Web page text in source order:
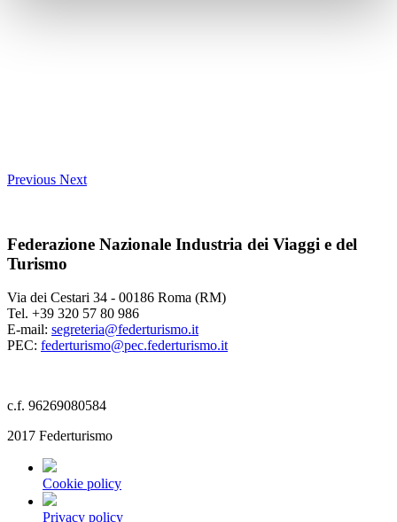
Previous Next
Federazione Nazionale Industria dei Viaggi e del
Turismo
Via dei Cestari 34 - 00186 Roma (RM)
Tel. +39 320 57 80 986
E-mail: segreteria@federturismo.it
PEC: federturismo@pec.federturismo.it
c.f. 96269080584
2017 Federturismo
Cookie policy
Privacy policy